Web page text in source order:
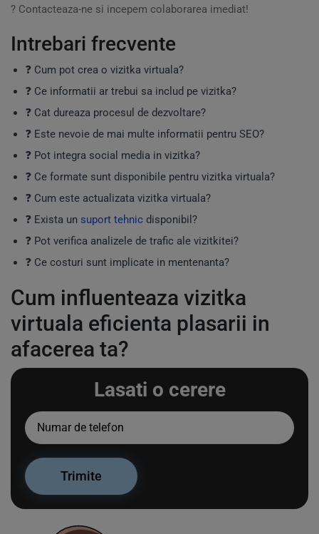
? Contacteaza-ne si incepem colaborarea imediat!
Intrebari frecvente
❓ Cum pot crea o vizitka virtuala?
❓ Ce informatii ar trebui sa includ pe vizitka?
❓ Cat dureaza procesul de dezvoltare?
❓ Este nevoie de mai multe informatii pentru SEO?
❓ Pot integra social media in vizitka?
❓ Ce formate sunt disponibile pentru vizitka virtuala?
❓ Cum este actualizata vizitka virtuala?
❓ Exista un suport tehnic disponibil?
❓ Pot verifica analizele de trafic ale vizitkitei?
❓ Ce costuri sunt implicate in mentenanta?
Cum influenteaza vizitka
virtuala eficienta plasarii in
afacerea ta?
Lasati o cerere